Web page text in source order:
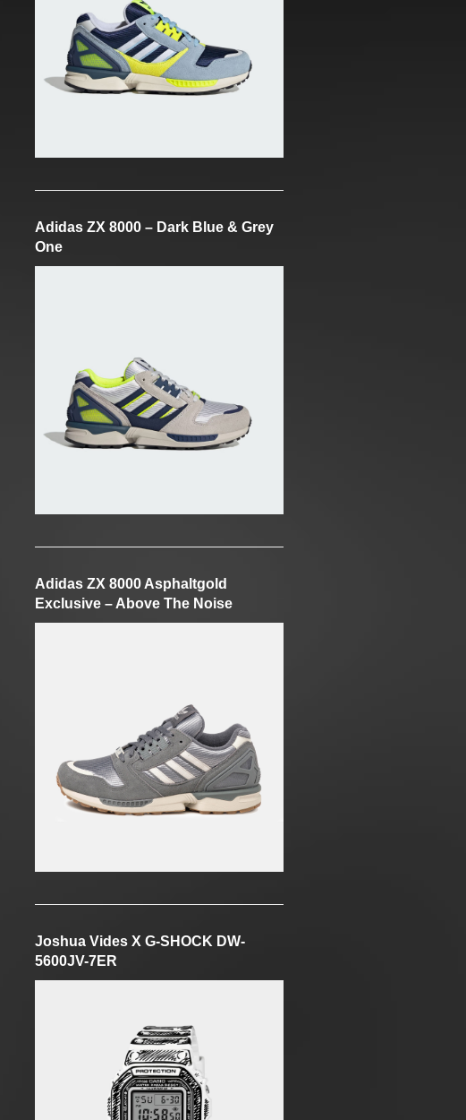
Adidas ZX 8000 – Dark Blue & Grey
One
Adidas ZX 8000 Asphaltgold
Exclusive – Above The Noise
Joshua Vides X G-SHOCK DW-
5600JV-7ER